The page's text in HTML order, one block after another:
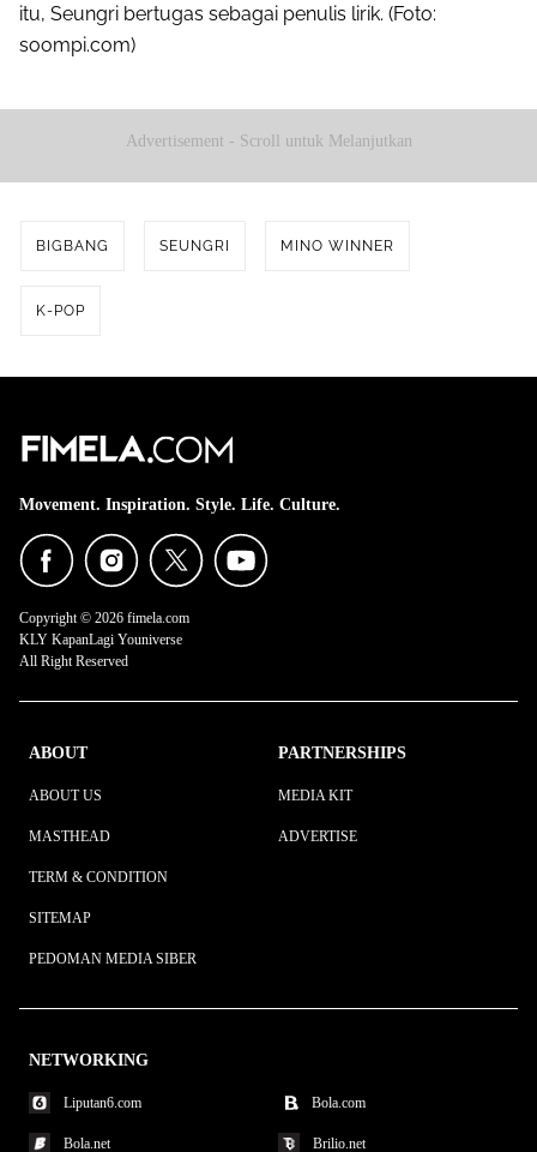
itu, Seungri bertugas sebagai penulis lirik. (Foto:
soompi.com)
Advertisement - Scroll untuk Melanjutkan
BIGBANG SEUNGRI MINO WINNER
K-POP
Movement. Inspiration. Style. Life. Culture.
Copyright © 2026 fimela.com
KLY KapanLagi Youniverse
All Right Reserved
ABOUT
ABOUT US
MASTHEAD
TERM & CONDITION
SITEMAP
PEDOMAN MEDIA SIBER
PARTNERSHIPS
MEDIA KIT
ADVERTISE
NETWORKING
Liputan6.com Bola.com
Bola.net Brilio.net